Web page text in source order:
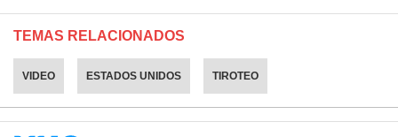
TEMAS RELACIONADOS
VIDEO ESTADOS UNIDOS TIROTEO